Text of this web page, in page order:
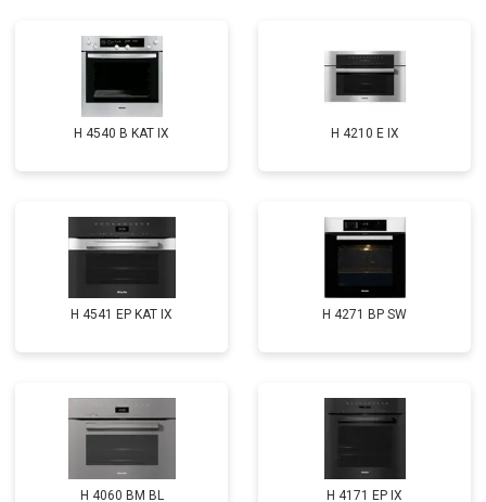
H 4540 B KAT IX H 4210 E IX
H 4541 EP KAT IX H 4271 BP SW
H 4060 BM BL H 4171 EP IX